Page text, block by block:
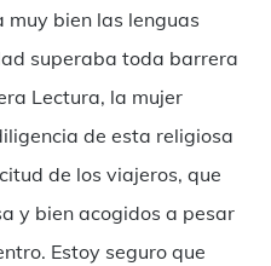
bien las lenguas
superaba toda barrera
Lectura, la mujer
de esta religiosa
de los viajeros, que
y bien acogidos a pesar
Estoy seguro que